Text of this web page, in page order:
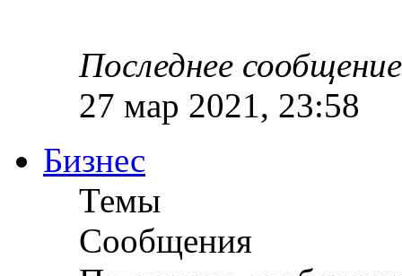
Последнее сообщение
27 мар 2021, 23:58
Бизнес
Темы
Сообщения